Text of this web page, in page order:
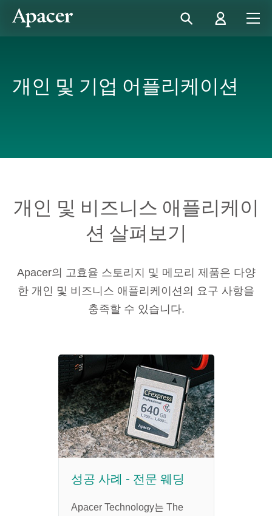
개인 및 기업 어플리케이션
개인 및 비즈니스 애플리케이
션 살펴보기
Apacer의 고효율 스토리지 및 메모리 제품은 다양
한 개인 및 비즈니스 애플리케이션의 요구 사항을
충족할 수 있습니다.
성공 사례 - 전문 웨딩
Apacer Technology는 The